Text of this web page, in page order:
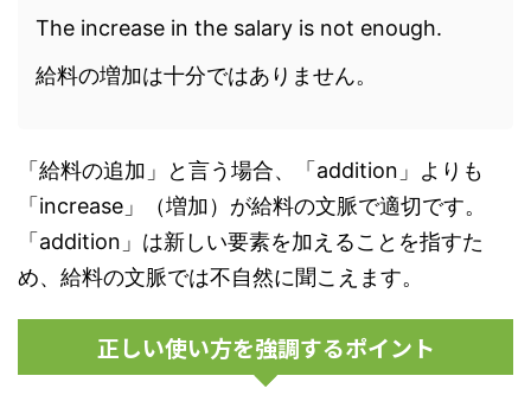
The increase in the salary is not enough.
給料の増加は十分ではありません。
「給料の追加」と言う場合、「addition」よりも
「increase」（増加）が給料の文脈で適切です。
「addition」は新しい要素を加えることを指すた
め、給料の文脈では不自然に聞こえます。
正しい使い方を強調するポイント